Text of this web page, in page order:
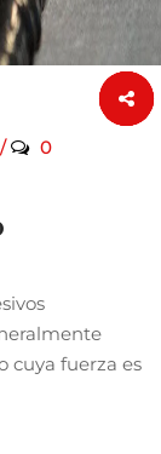
/
0
cuya fuerza es